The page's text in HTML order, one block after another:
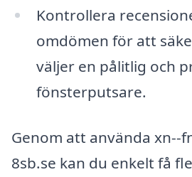
Kontrollera
omdömen för att
väljer en pålitlig och
fönsterputsare.
Genom att använda xn--
8sb.se kan du enkelt få